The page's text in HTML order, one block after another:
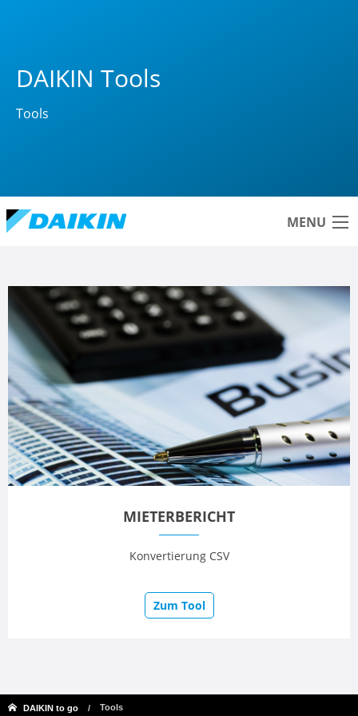
DAIKIN Tools
Tools
MENU
MIETERBERICHT
Konvertierung CSV
Zum Tool
DAIKIN to go Tools